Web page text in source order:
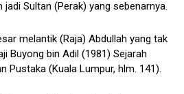
jadi Sultan (Perak) yang sebenarnya.
melantik (Raja) Abdullah yang tak
Buyong bin Adil (1981) Sejarah
Pustaka (Kuala Lumpur, hlm. 141).